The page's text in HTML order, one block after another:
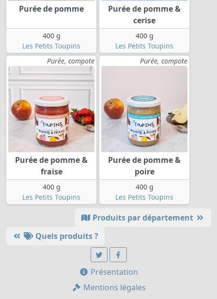
Purée de pomme
400 g
Les Petits Toupins
Purée de pomme &
cerise
400 g
Les Petits Toupins
Purée, compote
Purée de pomme &
fraise
400 g
Les Petits Toupins
Purée, compote
Purée de pomme &
poire
400 g
Les Petits Toupins
Produits par département
Quels produits ?
Présentation
Mentions légales